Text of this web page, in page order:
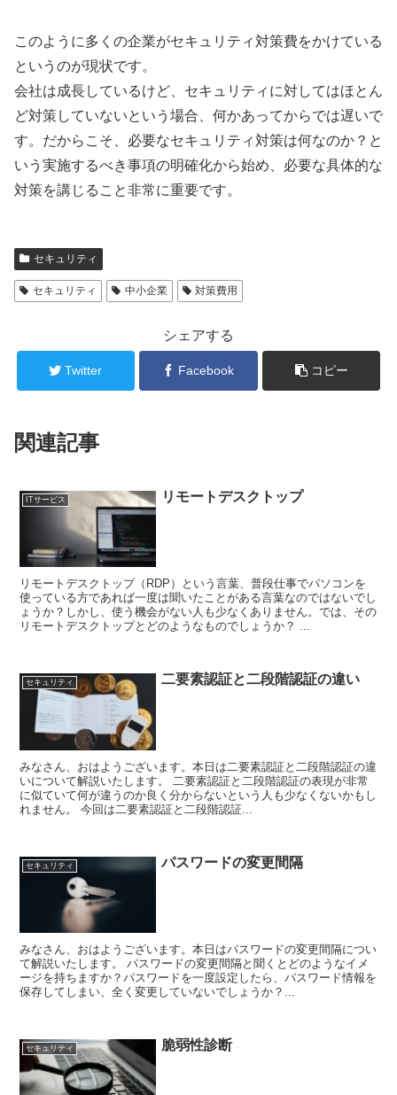
このように多くの企業がセキュリティ対策費をかけている
というのが現状です。
会社は成長しているけど、セキュリティに対してはほとん
ど対策していないという場合、何かあってからでは遅いで
す。だからこそ、必要なセキュリティ対策は何なのか？と
いう実施するべき事項の明確化から始め、必要な具体的な
対策を講じること非常に重要です。
セキュリティ
セキュリティ 中小企業 対策費用
シェアする
Twitter Facebook コピー
関連記事
ITサービス リモートデスクトップ
リモートデスクトップ（RDP）という言葉、普段仕事でパソコンを
使っている方であれば一度は聞いたことがある言葉なのではないでし
ょうか？しかし、使う機会がない人も少なくありません。では、その
リモートデスクトップとどのようなものでしょうか？ ...
セキュリティ 二要素認証と二段階認証の違い
みなさん、おはようございます。本日は二要素認証と二段階認証の違
いについて解説いたします。 二要素認証と二段階認証の表現が非常
に似ていて何が違うのか良く分からないという人も少なくないかもし
れません。 今回は二要素認証と二段階認証...
セキュリティ パスワードの変更間隔
みなさん、おはようございます。本日はパスワードの変更間隔につい
て解説いたします。 パスワードの変更間隔と聞くとどのようなイメ
ージを持ちますか？パスワードを一度設定したら、パスワード情報を
保存してしまい、全く変更していないでしょうか？...
セキュリティ 脆弱性診断